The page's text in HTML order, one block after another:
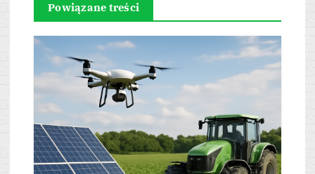
Powiązane treści